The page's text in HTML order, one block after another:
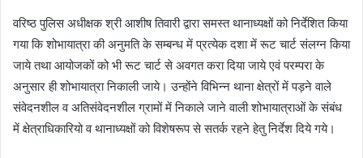
वरिष्ठ पुलिस अधीक्षक श्री आशीष तिवारी द्वारा समस्त थानाध्यक्षों को निर्देशित किया
गया कि शोभायात्रा की अनुमति के सम्बन्ध में प्रत्येक दशा में रूट चार्ट संलग्न किया
जाये तथा आयोजकों को भी रूट चार्ट से अवगत करा दिया जाये एवं परम्परा के
अनुसार ही शोभायात्रा निकाली जाये। उन्होंने विभिन्न थाना क्षेत्रों में पड़ने वाले
संवेदनशील व अतिसंवेदनशील ग्रामों में निकाले जाने वाली शोभायात्राओं के संबंध
में क्षेत्राधिकारियो व थानाध्यक्षों को विशेषरूप से सतर्क रहने हेतु निर्देश दिये गये।